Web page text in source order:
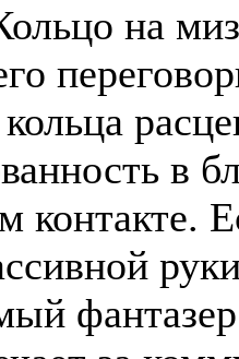
на
в
контакте.